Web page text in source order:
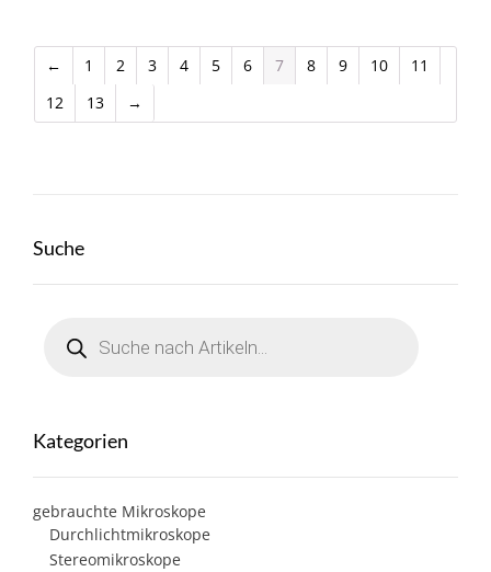
← 1 2 3 4 5 6 7 8 9 10
11
12
13 →
Suche
search
Kategorien
gebrauchte Mikroskope
Durchlichtmikroskope
Stereomikroskope